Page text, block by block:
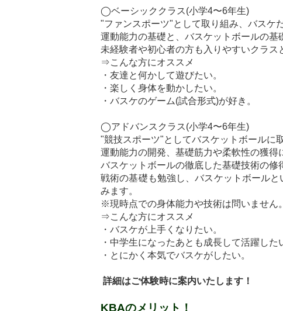
◯ベーシッククラス(小学4〜6年生)
"ファンスポーツ"として取り組み、バスケ
運動能力の基礎と、バスケットボールの基
未経験者や初心者の方も入りやすいクラス
⇒こんな方にオススメ
・友達と何かして遊びたい。
・楽しく身体を動かしたい。
・バスケのゲーム(試合形式)が好き。
◯アドバンスクラス(小学4〜6年生)
"競技スポーツ"としてバスケットボールに
運動能力の開発、基礎筋力や柔軟性の獲得
バスケットボールの徹底した基礎技術の修
戦術の基礎も勉強し、バスケットボール
みます。
※現時点での身体能力や技術は問いません。
⇒こんな方にオススメ
・バスケが上手くなりたい。
・中学生になったあとも成長して活躍した
・とにかく本気でバスケがしたい。
詳細はご体験時に案内いたします！
KBAのメリット！